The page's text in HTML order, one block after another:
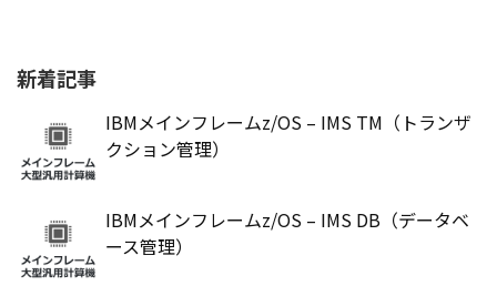
新着記事
IBMメインフレームz/OS – IMS TM（トランザ
クション管理）
IBMメインフレームz/OS – IMS DB（データベ
ース管理）